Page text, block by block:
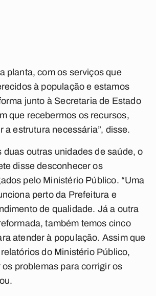
planta, com os serviços que
à população e estamos
junto à Secretaria de Estado
que recebermos os recursos,
a estrutura necessária”, disse.
duas outras unidades de saúde, o
disse desconhecer os
pelo Ministério Público. “Uma
perto da Prefeitura e
de qualidade. Já a outra
também temos cinco
atender à população. Assim que
do Ministério Público,
problemas para corrigir os